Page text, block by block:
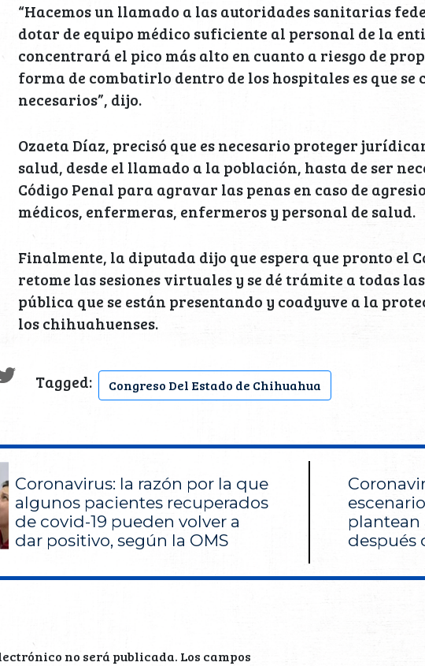
“Hacemos un llamado a las autoridades sanitarias
dotar de equipo médico suficiente al personal de la
concentrará el pico más alto en cuanto a riesgo de
forma de combatirlo dentro de los hospitales es que se
necesarios”, dijo.
Ozaeta Díaz, precisó que es necesario proteger
salud, desde el llamado a la población, hasta de ser
Código Penal para agravar las penas en caso de
médicos, enfermeras, enfermeros y personal de salud.
Finalmente, la diputada dijo que espera que pronto el
retome las sesiones virtuales y se dé trámite a todas
pública que se están presentando y coadyuve a la
los chihuahuenses.
Tagged: Congreso Del Estado de Chihuahua
Coronavirus: la razón por la que
algunos pacientes recuperados
de covid-19 pueden volver a
dar positivo, según la OMS
plantean
después
no será publicada. Los campos